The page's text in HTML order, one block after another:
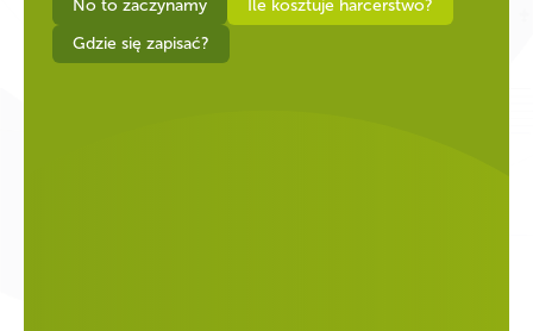
No to zaczynamy
Ile kosztuje harcerstwo?
Gdzie się zapisać?